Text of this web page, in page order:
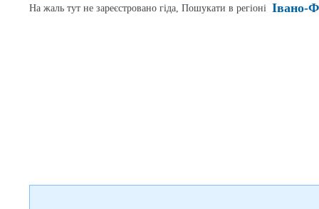
На жаль тут не зареєстровано гіда, Пошукати в регіоні Івано-